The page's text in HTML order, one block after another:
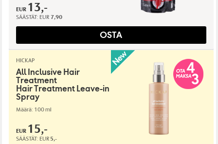
EUR 13,-
SÄÄSTÄT: EUR 7,90
OSTA
HICKAP
All Inclusive Hair
Treatment
Hair Treatment Leave-in
Spray
Määrä: 100 ml
EUR 15,-
SÄÄSTÄT: EUR 5,-